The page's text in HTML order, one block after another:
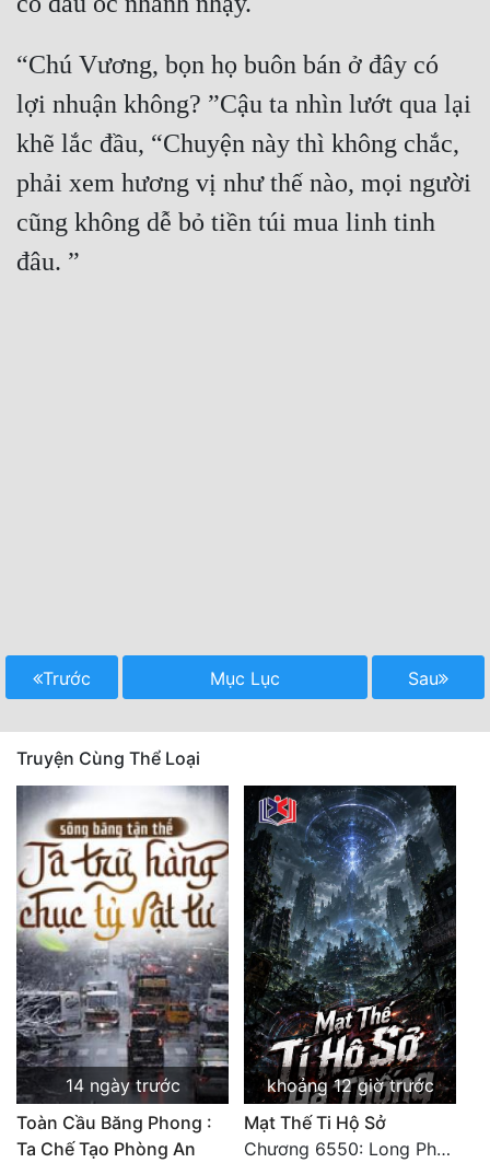
“Chú Vương, bọn họ buôn bán ở đây có
lợi nhuận không? ”Cậu ta nhìn lướt qua lại
khẽ lắc đầu, “Chuyện này thì không chắc,
phải xem hương vị như thế nào, mọi người
cũng không dễ bỏ tiền túi mua linh tinh
đâu. ”
Trước Mục Lục Sau
Truyện Cùng Thể Loại
14 ngày trước
Toàn Cầu Băng Phong :
Ta Chế Tạo Phòng An
khoảng 12 giờ trước
Mạt Thế Ti Hộ Sở
Chương 6550: Long Phượng Thần Trận